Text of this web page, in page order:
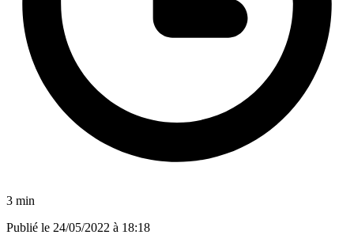
3 min
Publié le 24/05/2022 à 18:18